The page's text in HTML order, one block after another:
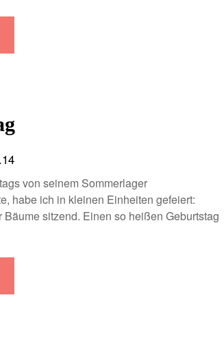
von seinem Sommerlager
habe ich in kleinen Einheiten gefeiert:
sitzend. Einen so heißen Geburtstag